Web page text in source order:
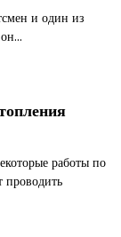
и один из
работы по
проводить